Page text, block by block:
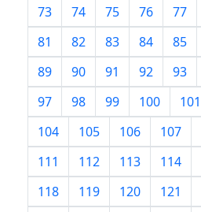
73
74 75 76 77
81
82 83 84 85
89
90 91 92 93
97
98 99 100 101
104
105 106 107
111
112 113 114
118
119 120 121